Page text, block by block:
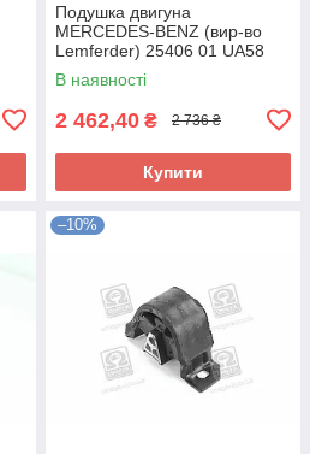
Подушка двигуна
MERCEDES-BENZ (вир-во
Lemferder) 25406 01 UA58
В наявності
2 462,40 ₴ 2 736 ₴
Купити
–10%